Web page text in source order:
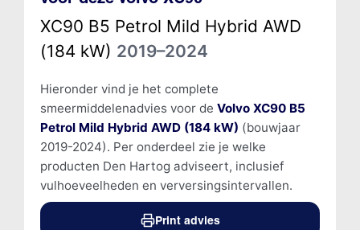
XC90 B5 Petrol Mild Hybrid AWD
(184 kW) 2019–2024
Hieronder vind je het complete
smeermiddelenadvies voor de Volvo XC90 B5
Petrol Mild Hybrid AWD (184 kW) (bouwjaar
2019-2024). Per onderdeel zie je welke
producten Den Hartog adviseert, inclusief
vulhoeveelheden en verversingsintervallen.
Print advies